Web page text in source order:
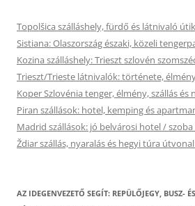
Topolšica szálláshely, fürdő és látnivaló
Sistiana: Olaszország északi, közeli
Kozina szálláshely: Trieszt szlovén
Trieszt/Trieste látnivalók: története,
Koper Szlovénia tenger, élmény, szállás és
Piran szállások: hotel, kemping és
Madrid szállások: jó belvárosi hotel / szoba
Ždiar szállás, nyaralás és hegyi túra
AZ IDEGENVEZETŐ SEGÍT: REPÜLŐJEGY, BUSZ-